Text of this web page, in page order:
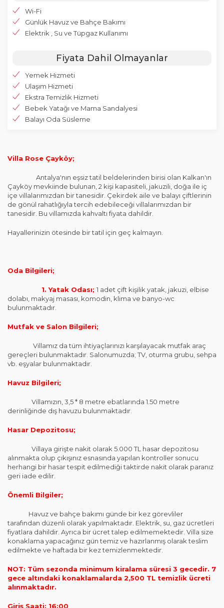
Wi-Fi
Günlük Havuz ve Bahçe Bakımı
Elektrik , Su ve Tüpgaz Kullanımı
Fiyata Dahil Olmayanlar
Yemek Hizmeti
Ulaşım Hizmeti
Ekstra Temizlik Hizmeti
Bebek Yatağı ve Mama Sandalyesi
Balayı Oda Süsleme
Villa Rose Çayköy;
Antalya'nın eşsiz tatil beldelerinden birisi olan Kalkan'ın
Çayköy mevkiinde bulunan, 2 kişi kapasiteli, jakuzili, doğa ile iç
içe villalarımızdan bir tanesidir. Çekirdek aile ve balayı çiftlerinin
de gönül rahatlığıyla tercih edebileceği villalarımızdan bir
tanesidir. Bu villamızda kahvaltı fiyata dahildir.
Hayallerinizin ötesinde bir tatil için geç kalmayın.
Oda Bilgileri;
1. Yatak Odası; 1 adet çift kişilik yatak, jakuzi, elbise
dolabı, makyaj masası, komodin, klima ve banyo-wc
bulunmaktadır.
Mutfak ve Salon Bilgileri;
Villamız da tüm ihtiyaçlarınızı karşılayacak mutfak araç
gereçleri bulunmaktadır. Salonumuzda; TV, oturma grubu, sehpa
vb. eşyalar bulunmaktadır.
Havuz Bilgileri;
Villamızın, 3,5 * 8 metre ebatlarında 1.50 metre
derinliğinde dış havuzu bulunmaktadır.
Hasar Depozitosu;
Villaya girişte nakit olarak 5.000 TL hasar depozitosu
alınmakta olup çıkışınız esnasında yapılan kontroller sonucu
herhangi bir hasar tespit edilmediği taktirde nakit olarak paranız
geri iade edilir.
Önemli Bilgiler;
Havuz ve bahçe bakımı günde bir kez görevliler
tarafından düzenli olarak yapılmaktadır. Elektrik, su, gaz ücretleri
fiyatlara dahildir. Ayrıca bir ücret talep edilmemektedir. Villa size
konaklama yapacağınız gün temiz ve hazırlanmış olarak teslim
edilmekte ve haftada bir kez temizlenmektedir.
NOT: Tüm sezonda minimum kiralama süresi 3 gecedir. 7
gece altındaki konaklamalarda 2,500 TL temizlik ücreti
alınmaktadır.
Giriş Saati: 16:00